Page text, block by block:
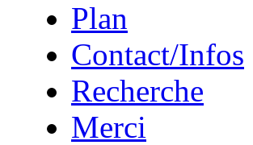
Plan
Contact/Infos
Recherche
Merci